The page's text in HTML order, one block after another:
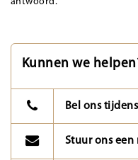
Kunnen we
Bel ons
Stuur ons een